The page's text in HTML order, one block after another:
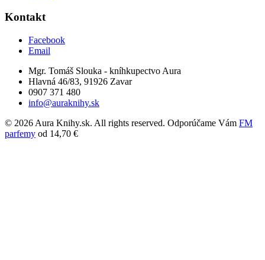
Kontakt
Facebook
Email
Mgr. Tomáš Slouka - kníhkupectvo Aura
Hlavná 46/83, 91926 Zavar
0907 371 480
info@auraknihy.sk
© 2026 Aura Knihy.sk. All rights reserved. Odporúčame Vám FM
parfemy od 14,70 €